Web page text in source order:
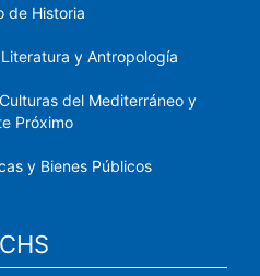
de Historia
y Antropología
del Mediterráneo y
Próximo
y Bienes Públicos